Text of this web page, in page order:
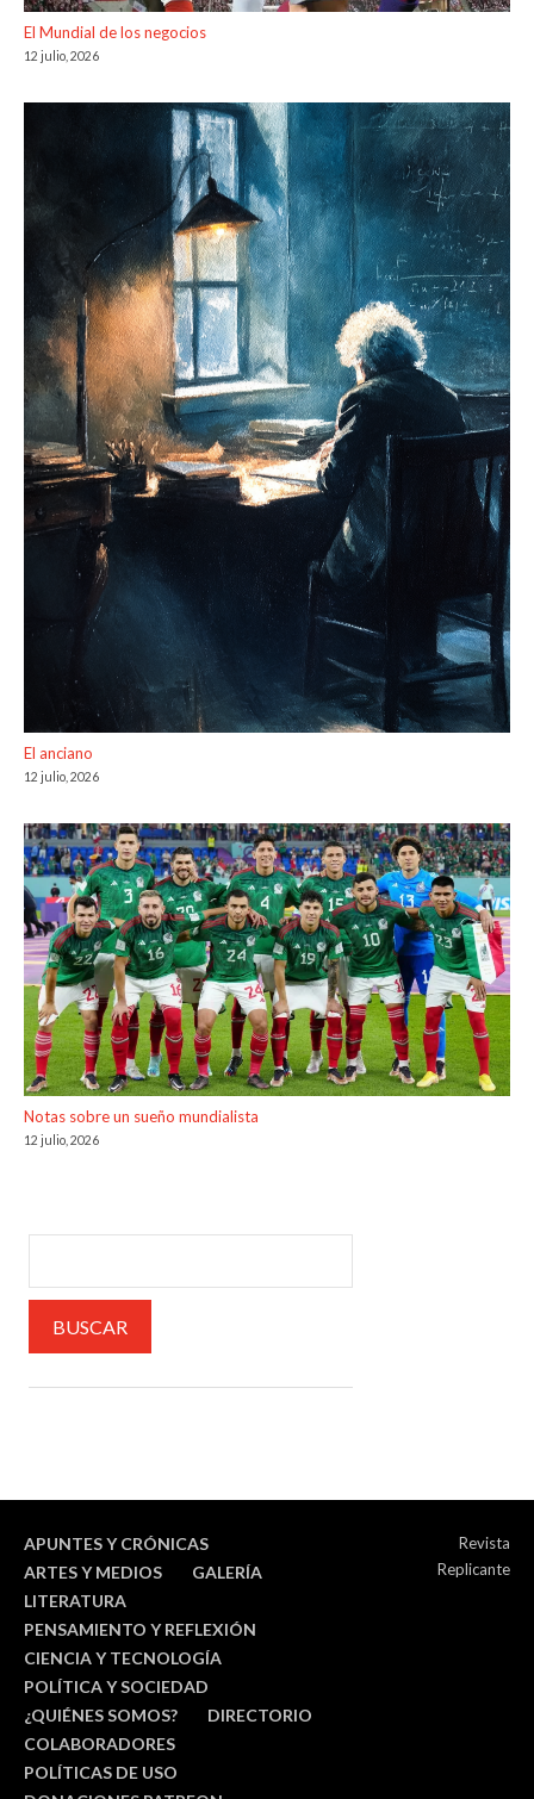
El Mundial de los negocios
12 julio, 2026
El anciano
12 julio, 2026
Notas sobre un sueño mundialista
12 julio, 2026
APUNTES Y CRÓNICAS
ARTES Y MEDIOS
GALERÍA
LITERATURA
PENSAMIENTO Y REFLEXIÓN
CIENCIA Y TECNOLOGÍA
POLÍTICA Y SOCIEDAD
¿QUIÉNES SOMOS?
DIRECTORIO
COLABORADORES
POLÍTICAS DE USO
Revista
Replicante